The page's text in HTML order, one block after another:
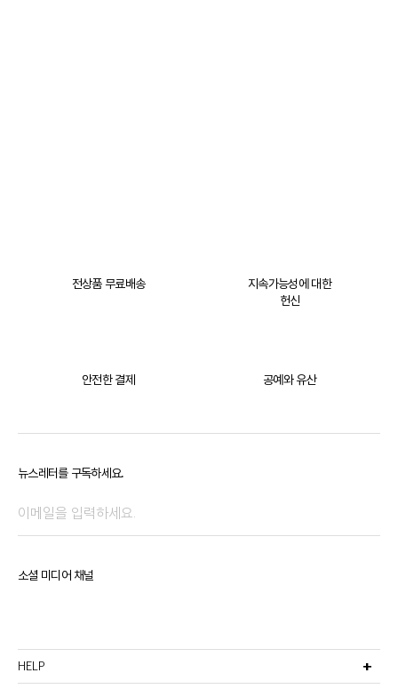
전상품 무료배송
지속가능성에 대한
헌신
안전한 결제 공예와 유산
뉴스레터를 구독하세요.
소셜 미디어 채널
HELP
고객서비스